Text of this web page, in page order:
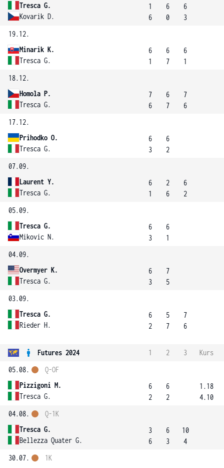
Tresca G.
Kovarik D.
1
6
6
0
6
3
19.12.
Minarik K.
Tresca G.
6
1
6
7
6
1
18.12.
Homola P.
Tresca G.
7
6
6
7
7
6
17.12.
Prihodko O.
Tresca G.
6
3
6
2
07.09.
Laurent Y.
Tresca G.
6
1
2
6
6
2
05.09.
Tresca G.
Mikovic N.
6
3
6
1
04.09.
Overmyer K.
Tresca G.
6
3
7
5
03.09.
Tresca G.
Rieder H.
6
2
5
7
7
6
Futures 2024 1 2 3
Kurs
05.08.
Pizzigoni M.
Tresca G.
Q-OF
6
2
6
2
1.18
4.10
04.08.
Tresca G.
Bellezza Quater G.
Q-1K
3
6
6
3
10
4
30.07.
1K